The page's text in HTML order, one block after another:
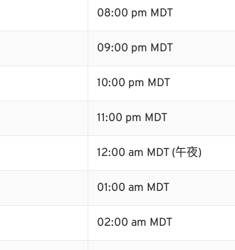
08:00 pm MDT
09:00 pm MDT
10:00 pm MDT
11:00 pm MDT
12:00 am MDT (午夜)
01:00 am MDT
02:00 am MDT